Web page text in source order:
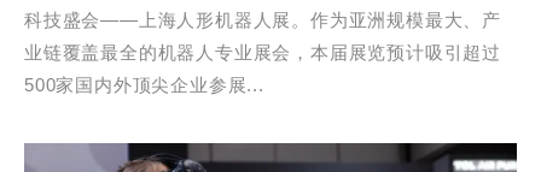
科技盛会——上海人形机器人展。作为亚洲规模最大、产
业链覆盖最全的机器人专业展会，本届展览预计吸引超过
500家国内外顶尖企业参展...